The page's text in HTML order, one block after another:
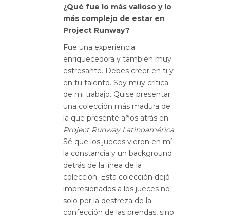
¿Qué fue lo más valioso y lo
más complejo de estar en
Project Runway?
Fue una experiencia
enriquecedora y también muy
estresante. Debes creer en ti y
en tu talento. Soy muy crítica
de mi trabajo. Quise presentar
una colección más madura de
la que presenté años atrás en
Project Runway Latinoamérica.
Sé que los jueces vieron en mí
la constancia y un background
detrás de la línea de la
colección. Esta colección dejó
impresionados a los jueces no
solo por la destreza de la
confección de las prendas, sino